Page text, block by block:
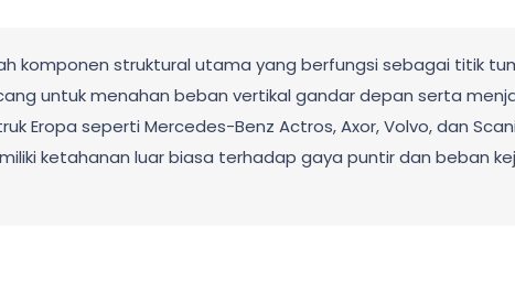
komponen struktural utama yang berfungsi sebagai titik
untuk menahan beban vertikal gandar depan serta
Eropa seperti Mercedes-Benz Actros, Axor, Volvo, dan
ketahanan luar biasa terhadap gaya puntir dan beban